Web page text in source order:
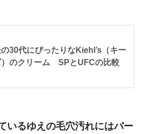
30代にぴったりなKiehl’s（キー
）のクリーム SPとUFCの比較
いるゆえの毛穴汚れにはバー